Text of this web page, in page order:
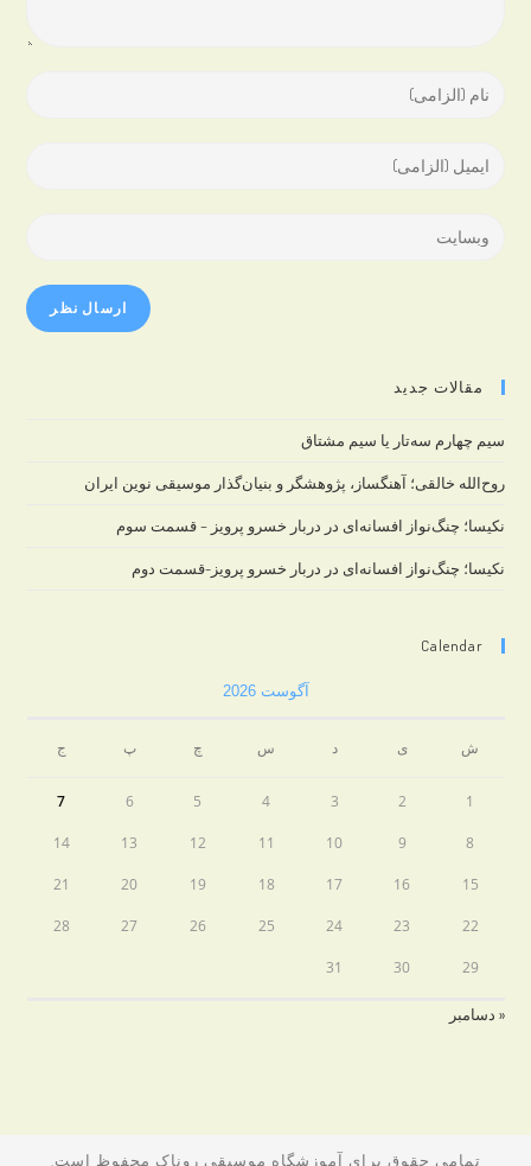
Enter
Enter
address
مقالات جدید
سیم چهارم سه‌تار یا سیم مشتاق
روح‌الله خالقی؛ آهنگساز، پژوهشگر و بنیان‌گذار موسیقی نوین ایران
نکیسا؛ چنگ‌نواز افسانه‌ای در دربار خسرو پرویز – قسمت سوم
نکیسا؛ چنگ‌نواز افسانه‌ای در دربار خسرو پرویز-قسمت دوم
Calendar
آگوست 2026
ش ی د س چ پ ج
1
2
3
4
5
6
7
8
9
10
11
12
13
14
15
16
17
18
19
20
21
22
23
24
25
26
27
28
29
30
31
« دسامبر
تمامی حقوق برای آموزشگاه موسیقی روناک محفوظ است.